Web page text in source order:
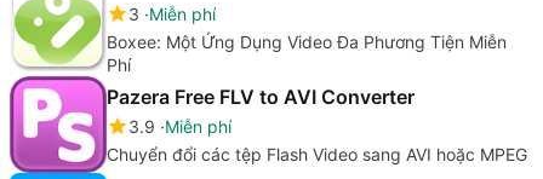
3 Miễn phí
Boxee: Một Ứng Dụng Video Đa Phương Tiện Miễn
Phí
Pazera Free FLV to AVI Converter
3.9 Miễn phí
Chuyển đổi các tệp Flash Video sang AVI hoặc MPEG